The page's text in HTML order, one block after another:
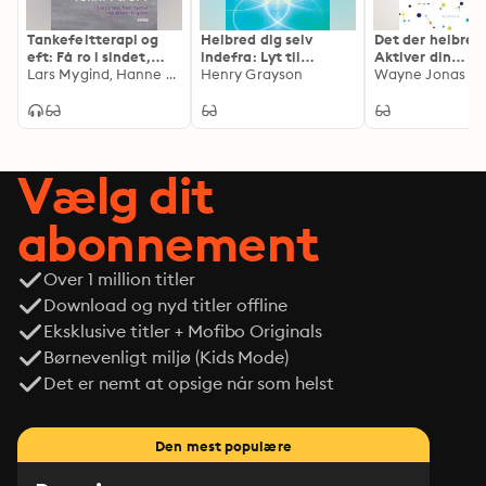
kendskab, i alt fra afspændingsøvelser, energihealing,
bekræftelser, visualiseringer og meditationer til brug af
både æteriske olier, krystaller og sten.
Tankefeltterapi og
eft: Få ro i sindet,
fred i hjertet og
Lars Mygind, Hanne Heilesen
Helbred dig selv
indefra: Lyt til
kroppens hemmelige
psykologiske
Henry Grayson
Det der
Aktiver din
fra
Wayne Jonas
Vælg dit
abonnement
Over 1 million titler
Download og nyd titler offline
Eksklusive titler + Mofibo Originals
Børnevenligt miljø (Kids Mode)
Det er nemt at opsige når som helst
Den mest populære